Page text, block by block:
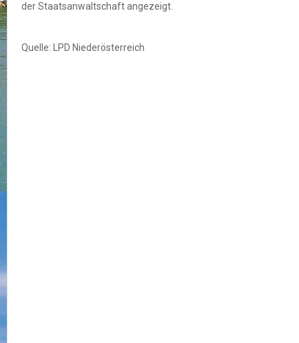
der Staatsanwaltschaft angezeigt.
Quelle: LPD Niederösterreich